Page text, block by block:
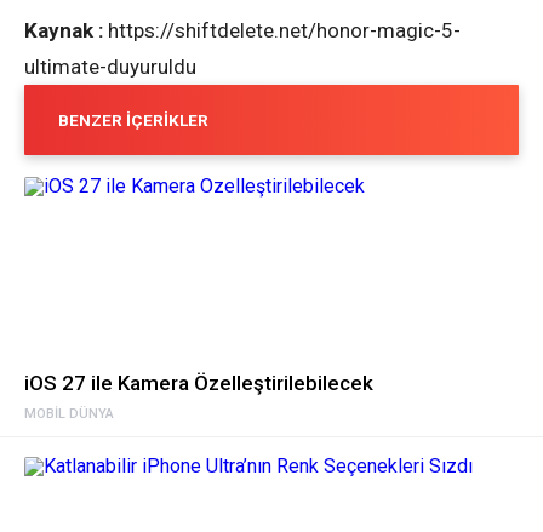
Kaynak : https://shiftdelete.net/honor-magic-5-
ultimate-duyuruldu
BENZER İÇERIKLER
MOBIL DÜNYA
iOS 27 ile Kamera Özelleştirilebilecek